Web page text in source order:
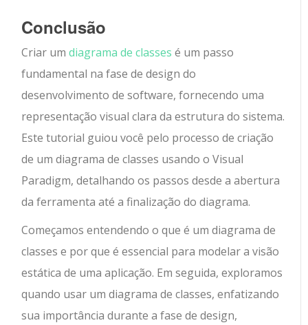
Conclusão
Criar umdiagrama de classes é um passo
fundamental na fase de design do
desenvolvimento de software, fornecendo uma
representação visual clara da estrutura do sistema.
Este tutorial guiou você pelo processo de criação
de um diagrama de classes usando o Visual
Paradigm, detalhando os passos desde a abertura
da ferramenta até a finalização do diagrama.
Começamos entendendo o que é um diagrama de
classes e por que é essencial para modelar a visão
estática de uma aplicação. Em seguida, exploramos
quando usar um diagrama de classes, enfatizando
sua importância durante a fase de design,